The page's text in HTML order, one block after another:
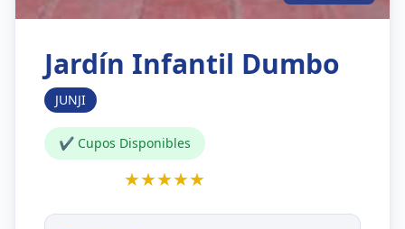
Jardín Infantil Dumbo
JUNJI
✔ Cupos Disponibles
★★★★★